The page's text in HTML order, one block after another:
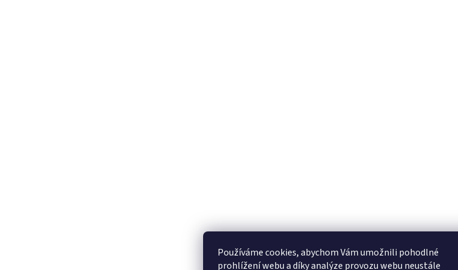
Používáme cookies, abychom Vám umožnili pohodlné
prohlížení webu a díky analýze provozu webu neustále